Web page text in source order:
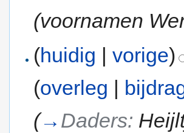
(voornamen
(huidig |vorige)
(overleg
(→ Daders: